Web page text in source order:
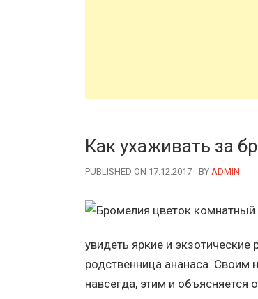
Как ухаживать за
PUBLISHED ON 17.12.2017 BY AUTHOR
ADMIN
увидеть яркие и экзотические
родственница ананаса.
навсегда, этим и